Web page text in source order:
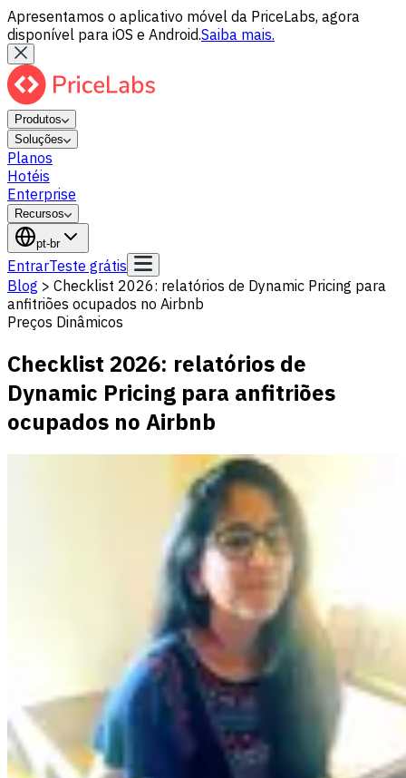
Apresentamos o aplicativo móvel da PriceLabs, agora
disponível para iOS e Android.Saiba mais.
Produtos
Soluções
Planos
Hotéis
Enterprise
Recursos
pt-br
EntrarTeste grátis
Blog > Checklist 2026: relatórios de Dynamic Pricing para
anfitriões ocupados no Airbnb
Preços Dinâmicos
Checklist 2026: relatórios de
Dynamic Pricing para anfitriões
ocupados no Airbnb